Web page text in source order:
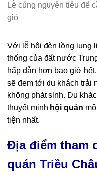
Lễ cúng nguyên tiêu để
gió
Với lễ hội đèn lồng lung
thống của đất nước
hấp dẫn hơn bao giờ
sẽ đem tới du khách trải
không phát sinh. Du
thuyết minh hội quán
tiện nhất.
Địa điểm tham
quán Triều